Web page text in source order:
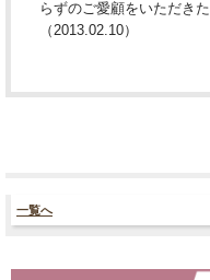
らずのご愛顧をいただき
（2013.02.10）
一覧へ